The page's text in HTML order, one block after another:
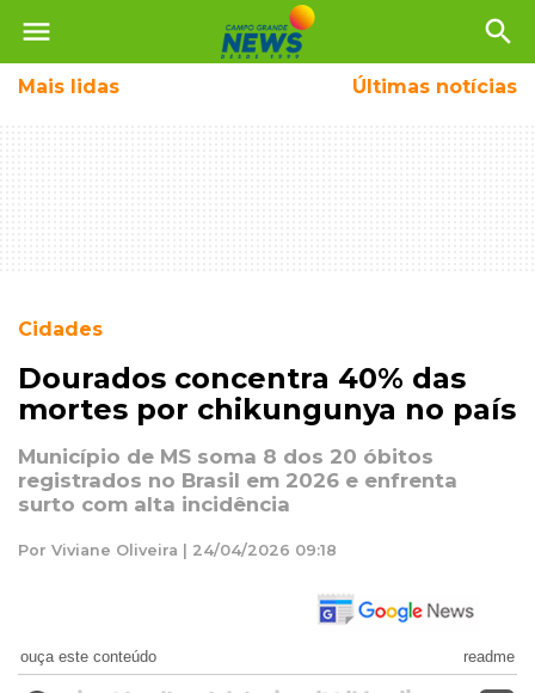
menu search
Mais lidas Últimas notícias
Cidades
Dourados concentra 40% das
mortes por chikungunya no país
Município de MS soma 8 dos 20 óbitos
registrados no Brasil em 2026 e enfrenta
surto com alta incidência
Por Viviane Oliveira | 24/04/2026 09:18
ouça este conteúdo readme